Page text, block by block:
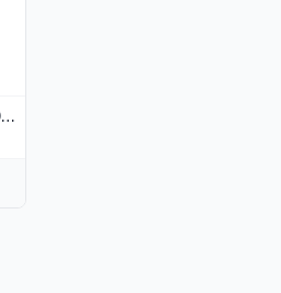
Tya Fall India Pale Ale 0,5l flaske